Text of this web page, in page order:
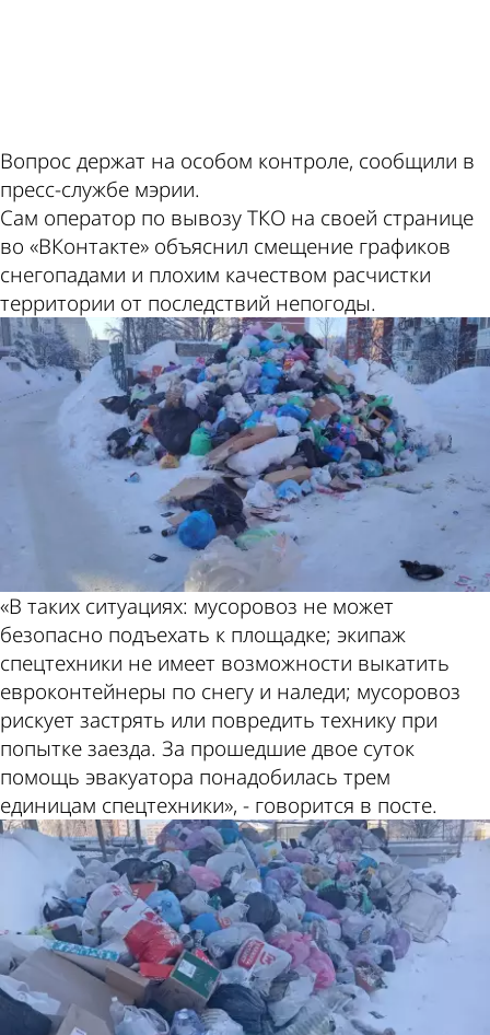
Вопрос держат на особом контроле, сообщили в
пресс-службе мэрии.
Сам оператор по вывозу ТКО на своей странице
во «ВКонтакте» объяснил смещение графиков
снегопадами и плохим качеством расчистки
территории от последствий непогоды.
«В таких ситуациях: мусоровоз не может
безопасно подъехать к площадке; экипаж
спецтехники не имеет возможности выкатить
евроконтейнеры по снегу и наледи; мусоровоз
рискует застрять или повредить технику при
попытке заезда. За прошедшие двое суток
помощь эвакуатора понадобилась трем
единицам спецтехники», - говорится в посте.